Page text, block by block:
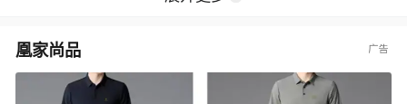
凰家尚品